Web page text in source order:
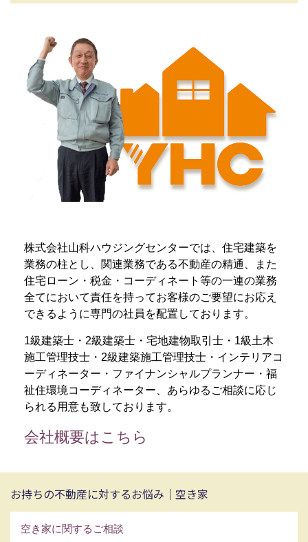
株式会社山科ハウジングセンターでは、住宅建築を
業務の柱とし、関連業務である不動産の精通、また
住宅ローン・税金・コーディネート等の一連の業務
全てにおいて責任を持ってお客様のご要望にお応え
できるように専門の社員を配置しております。
1級建築士・2級建築士・宅地建物取引士・1級土木
施工管理技士・2級建築施工管理技士・インテリアコ
ーディネーター・ファイナンシャルプランナー・福
祉住環境コーディネーター、あらゆるご相談に応じ
られる用意も致しております。
会社概要はこちら
お持ちの不動産に対するお悩み｜空き家
空き家に関するご相談